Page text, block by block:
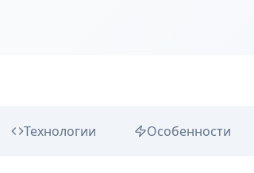
Технологии Особенности